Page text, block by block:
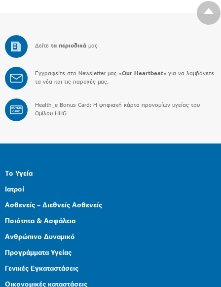
Δείτε τα περιοδικά μας
Εγγραφείτε στο Newsletter μας «Our Heartbeat» για να λαμβάνετε
τα νέα και τις παροχές μας.
BONUS
CARD
Health_e Bonus Card: H ψηφιακή κάρτα προνομίων υγείας του
Ομίλου HHG
Το Υγεία
Ιατροί
Ασθενείς – Διεθνείς Ασθενείς
Ποιότητα & Ασφάλεια
Ανθρώπινο Δυναμικό
Προγράμματα Υγείας
Γενικές Εγκαταστάσεις
Οικονομικές καταστάσεις